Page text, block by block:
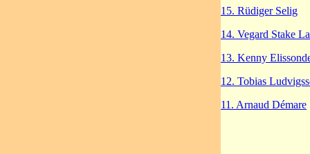
15. Rüdiger Selig
14. Vegard Stake
13. Kenny
12. Tobias
11. Arnaud Démare